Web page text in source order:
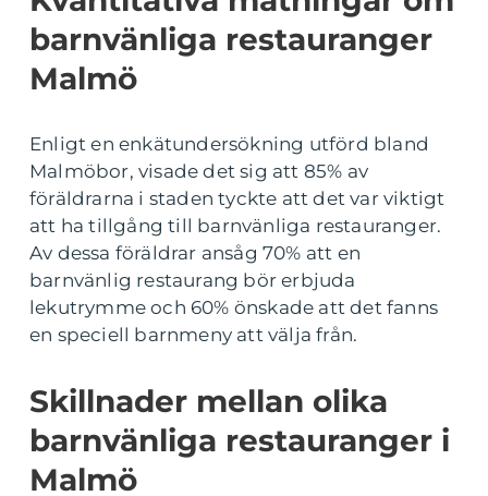
barnvänliga restauranger
Malmö
Enligt en enkätundersökning utförd bland
Malmöbor, visade det sig att 85% av
föräldrarna i staden tyckte att det var viktigt
att ha tillgång till barnvänliga restauranger.
Av dessa föräldrar ansåg 70% att en
barnvänlig restaurang bör erbjuda
lekutrymme och 60% önskade att det fanns
en speciell barnmeny att välja från.
Skillnader mellan olika
barnvänliga restauranger i
Malmö